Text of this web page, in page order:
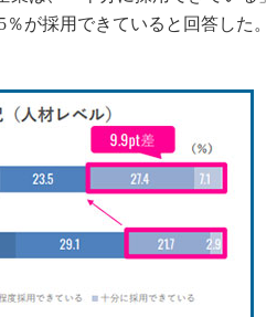
が採用できていると回答した。